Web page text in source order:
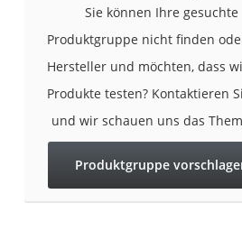
Sie können Ihre gesuchte
Produktgruppe nicht finden
Hersteller und möchten, dass
Produkte testen? Kontaktieren
und wir schauen uns das
Produktgruppe